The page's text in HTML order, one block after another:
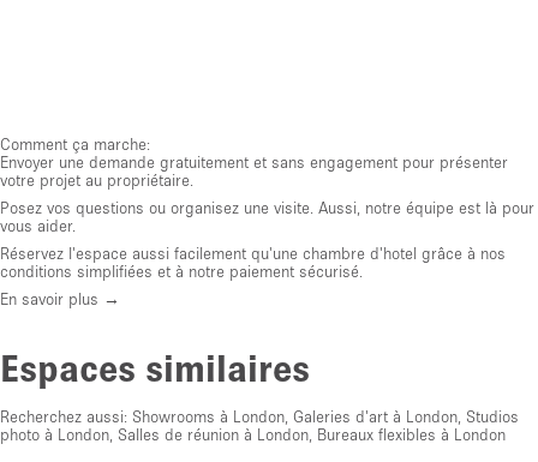
Comment ça marche:
Envoyer une demande gratuitement et sans engagement pour présenter
votre projet au propriétaire.
Posez vos questions ou organisez une visite. Aussi, notre équipe est là pour
vous aider.
Réservez l'espace aussi facilement qu'une chambre d'hotel grâce à nos
conditions simplifiées et à notre paiement sécurisé.
En savoir plus →
Espaces similaires
Recherchez aussi: Showrooms à London Galeries d'art à London Studios
photo à London Salles de réunion à London Bureaux flexibles à London